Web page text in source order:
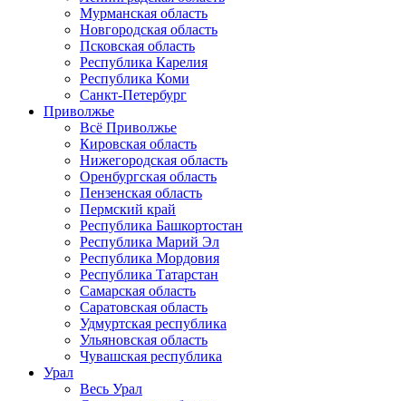
Мурманская область
Новгородская область
Псковская область
Республика Карелия
Республика Коми
Санкт-Петербург
Приволжье
Всё Приволжье
Кировская область
Нижегородская область
Оренбургская область
Пензенская область
Пермский край
Республика Башкортостан
Республика Марий Эл
Республика Мордовия
Республика Татарстан
Самарская область
Саратовская область
Удмуртская республика
Ульяновская область
Чувашская республика
Урал
Весь Урал